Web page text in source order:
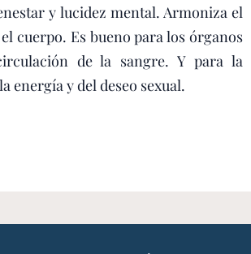
y lucidez mental. Armoniza el
cuerpo. Es bueno para los órganos
de la sangre. Y para la
energía y del deseo sexual.